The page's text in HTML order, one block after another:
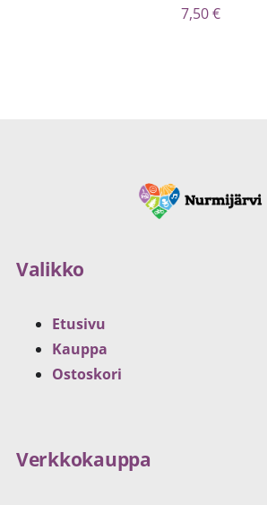
7,50€
Valikko
Etusivu
Kauppa
Ostoskori
Verkkokauppa